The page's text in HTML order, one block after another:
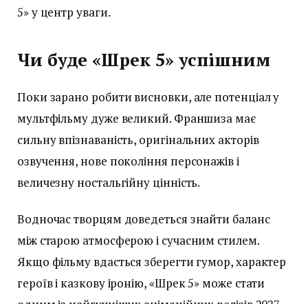
5» у центр уваги.
Чи буде «Шрек 5» успішним
Поки зарано робити висновки, але потенціал у
мультфільму дуже великий. Франшиза має
сильну впізнаваність, оригінальних акторів
озвучення, нове покоління персонажів і
величезну ностальгійну цінність.
Водночас творцям доведеться знайти баланс
між старою атмосферою і сучасним стилем.
Якщо фільму вдасться зберегти гумор, характер
героїв і казкову іронію, «Шрек 5» може стати